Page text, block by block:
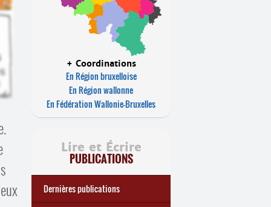
+ Coordinations
En Région bruxelloise
En Région wallonne
En Fédération Wallonie-Bruxelles
Lire et Écrire
PUBLICATIONS
Dernières publications